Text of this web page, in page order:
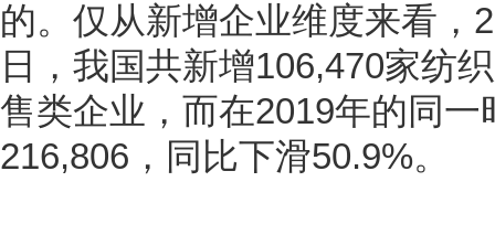
的。仅从新增企业维度来看，
日，我国共新增106,470家纺
售类企业，而在2019年的同
216,806，同比下滑50.9%。